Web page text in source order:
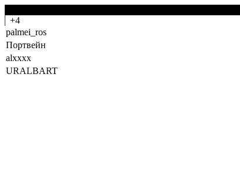
+4
palmei_ros
Портвейн
alxxxx
URALBART